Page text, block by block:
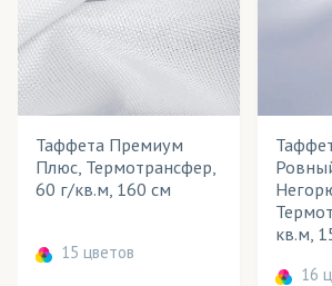
Таффета Премиум
Плюс, Термотрансфер,
60 г/кв.м, 160 см
15 цветов
кв.м,
16